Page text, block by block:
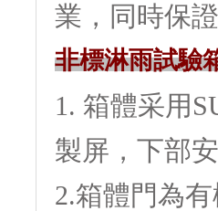
業，同時
非標淋雨試驗
1. 箱體采用
製屏，下部
2.箱體門為有